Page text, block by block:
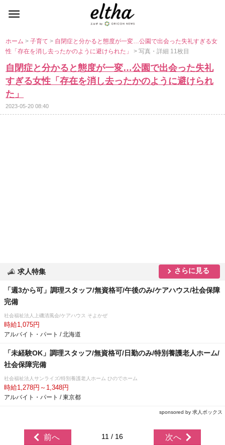
ホーム>子育て> 自閉症と分かると態度が一変…公園で出会った失礼すぎる女
性「存在を消し去ったかのように避けられた」> 写真・詳細 11枚目
自閉症と分かると態度が一変…公園で出会った失礼
すぎる女性「存在を消し去ったかのように避けられ
た」
2023-05-20 08:40
求人特集 さらに見る
「週3から可」調理スタッフ/無資格可/午後のみ/ケアハウス/社会保障
完備
社会福祉法人上磯清風会/ケアハウス そよかぜ
時給1,075円
アルバイト・パート / 北海道
「未経験OK」調理スタッフ/無資格可/日勤のみ/特別養護老人ホーム/
社会保障完備
社会福祉法人サンライズ/特別養護老人ホーム ひのでホーム
時給1,278円～1,348円
アルバイト・パート / 東京都
sponsored by 求人ボックス
前へ 11 / 16 次へ